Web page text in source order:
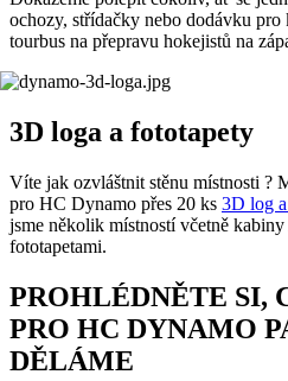
ochozy, střídačky nebo dodávku
tourbus na přepravu hokejistů na
3D loga a fototapety
Víte jak ozvláštnit stěnu místnosti ?
pro HC Dynamo přes 20 ks 3D log
jsme několik místností včetně
fototapetami.
PROHLÉDNĚTE SI,
PRO HC DYNAMO
DĚLÁME